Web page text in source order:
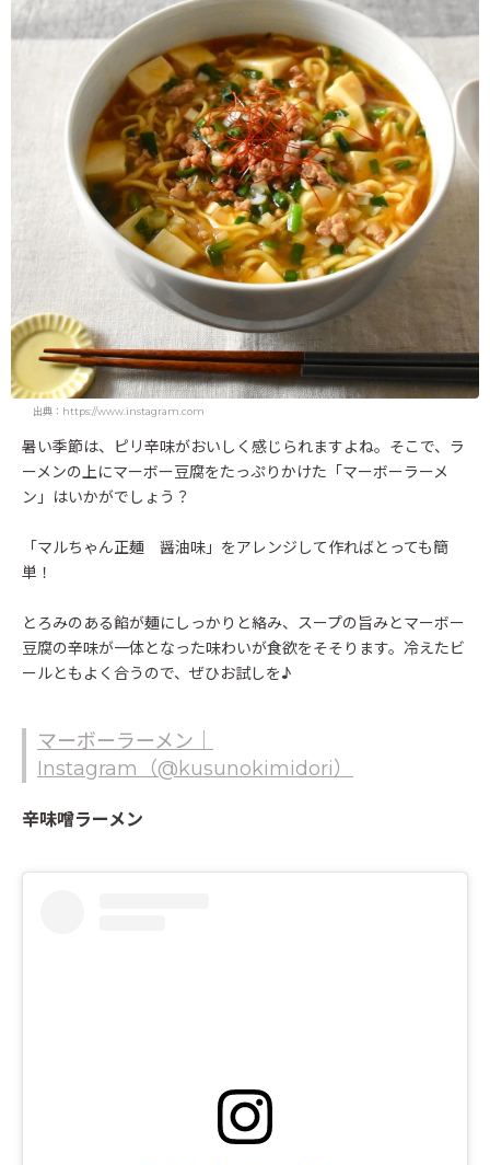
出典：https://www.instagram.com
暑い季節は、ピリ辛味がおいしく感じられますよね。そこで、ラ
ーメンの上にマーボー豆腐をたっぷりかけた「マーボーラーメ
ン」はいかがでしょう？
「マルちゃん正麺 醤油味」をアレンジして作ればとっても簡
単！
とろみのある餡が麺にしっかりと絡み、スープの旨みとマーボー
豆腐の辛味が一体となった味わいが食欲をそそります。冷えたビ
ールともよく合うので、ぜひお試しを♪
マーボーラーメン｜
Instagram（@kusunokimidori）
辛味噌ラーメン